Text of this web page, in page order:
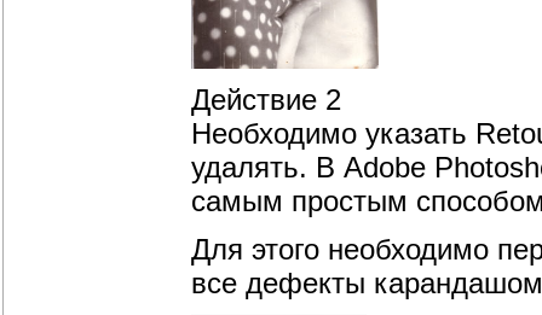
Действие 2
Необходимо указать
удалять. В Adobe
самым простым
Для этого необходимо
все дефекты